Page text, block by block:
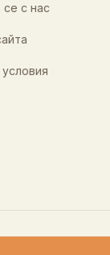
с нас